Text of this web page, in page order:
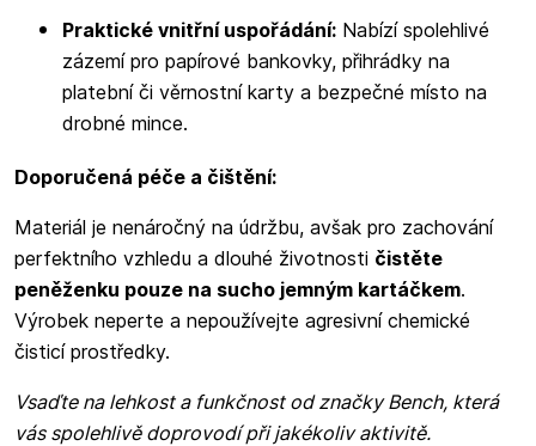
Praktické vnitřní uspořádání: Nabízí spolehlivé
zázemí pro papírové bankovky, přihrádky na
platební či věrnostní karty a bezpečné místo na
drobné mince.
Doporučená péče a čištění:
Materiál je nenáročný na údržbu, avšak pro zachování
perfektního vzhledu a dlouhé životnosti čistěte
peněženku pouze na sucho jemným kartáčkem.
Výrobek neperte a nepoužívejte agresivní chemické
čisticí prostředky.
Vsaďte na lehkost a funkčnost od značky Bench, která
vás spolehlivě doprovodí při jakékoliv aktivitě.